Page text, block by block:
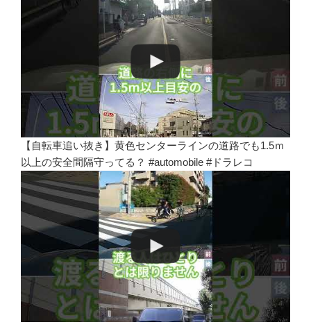
【自転車追い抜き】黄色センターラインの道路でも1.5ｍ
以上の安全間隔守ってる？ #automobile #ドラレコ